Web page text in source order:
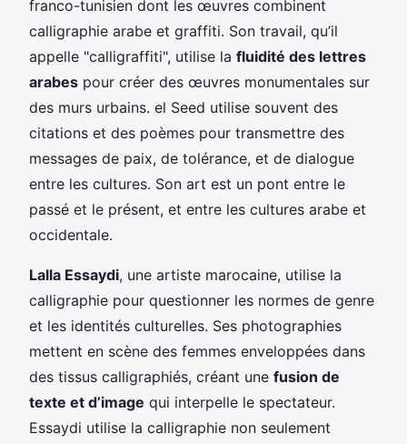
franco-tunisien dont les œuvres combinent
calligraphie arabe et graffiti. Son travail, qu’il
appelle "calligraffiti", utilise la fluidité des lettres
arabes pour créer des œuvres monumentales sur
des murs urbains. el Seed utilise souvent des
citations et des poèmes pour transmettre des
messages de paix, de tolérance, et de dialogue
entre les cultures. Son art est un pont entre le
passé et le présent, et entre les cultures arabe et
occidentale.
Lalla Essaydi, une artiste marocaine, utilise la
calligraphie pour questionner les normes de genre
et les identités culturelles. Ses photographies
mettent en scène des femmes enveloppées dans
des tissus calligraphiés, créant une fusion de
texte et d’image qui interpelle le spectateur.
Essaydi utilise la calligraphie non seulement